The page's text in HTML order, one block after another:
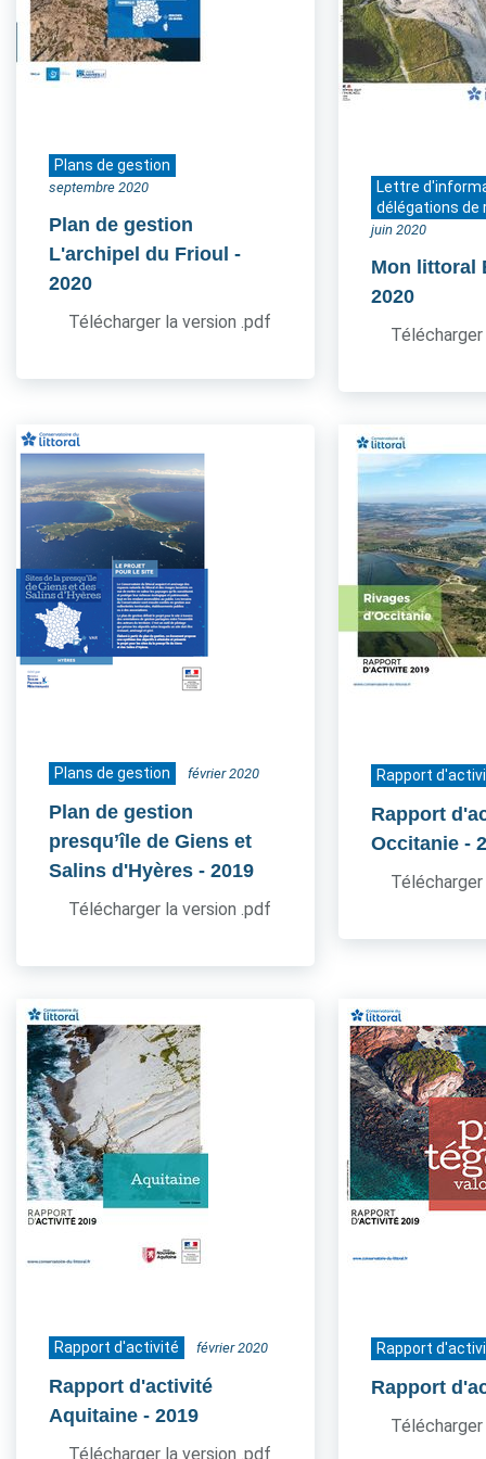
Plans de gestion
septembre 2020
Plan de gestion
L'archipel du Frioul -
2020
Télécharger la version .pdf
Lettre
délégations de
juin 2020
Mon littoral
2020
Plans de gestion février 2020
Plan de gestion
presqu’île de Giens et
Salins d'Hyères - 2019
Télécharger la version .pdf
Rapport
Rapport
Occitanie -
Rapport d'activité février 2020
Rapport d'activité
Aquitaine - 2019
Télécharger la version .pdf
Rapport
Rapport